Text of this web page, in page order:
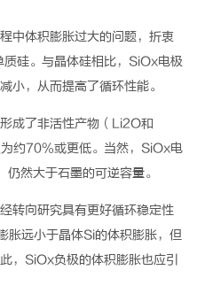
中体积膨胀过大的问题，折衷
硅。与晶体硅相比， SiOx电极
小，从而提高了循环性能。
成了非活性产物（ Li2O和
约70%或更低。当然， SiOx电
仍然大于石墨的可逆容量。
转向研究具有更好循环稳定性
胀远小于晶体Si的体积膨胀，但
， SiOx负极的体积膨胀也应引